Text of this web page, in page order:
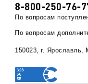
8-800-250-76-
По вопросам
По вопросам
150023, г. Ярославль,